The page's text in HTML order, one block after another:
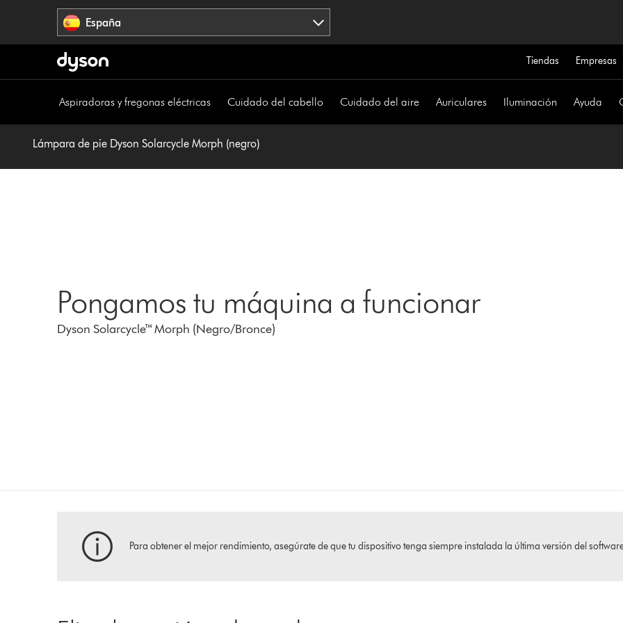
España
Tiendas Empresas
Aspiradoras y fregonas eléctricas Cuidado del cabello Cuidado del aire Auriculares Iluminación Ayuda
Lámpara de pie Dyson Solarcycle Morph (negro)
Pongamos tu máquina a funcionar
Dyson Solarcycle™ Morph (Negro/Bronce)
Para obtener el mejor rendimiento, asegúrate de que tu dispositivo tenga siempre instalada la última versión del